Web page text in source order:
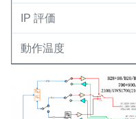
IP 評価
動作温度